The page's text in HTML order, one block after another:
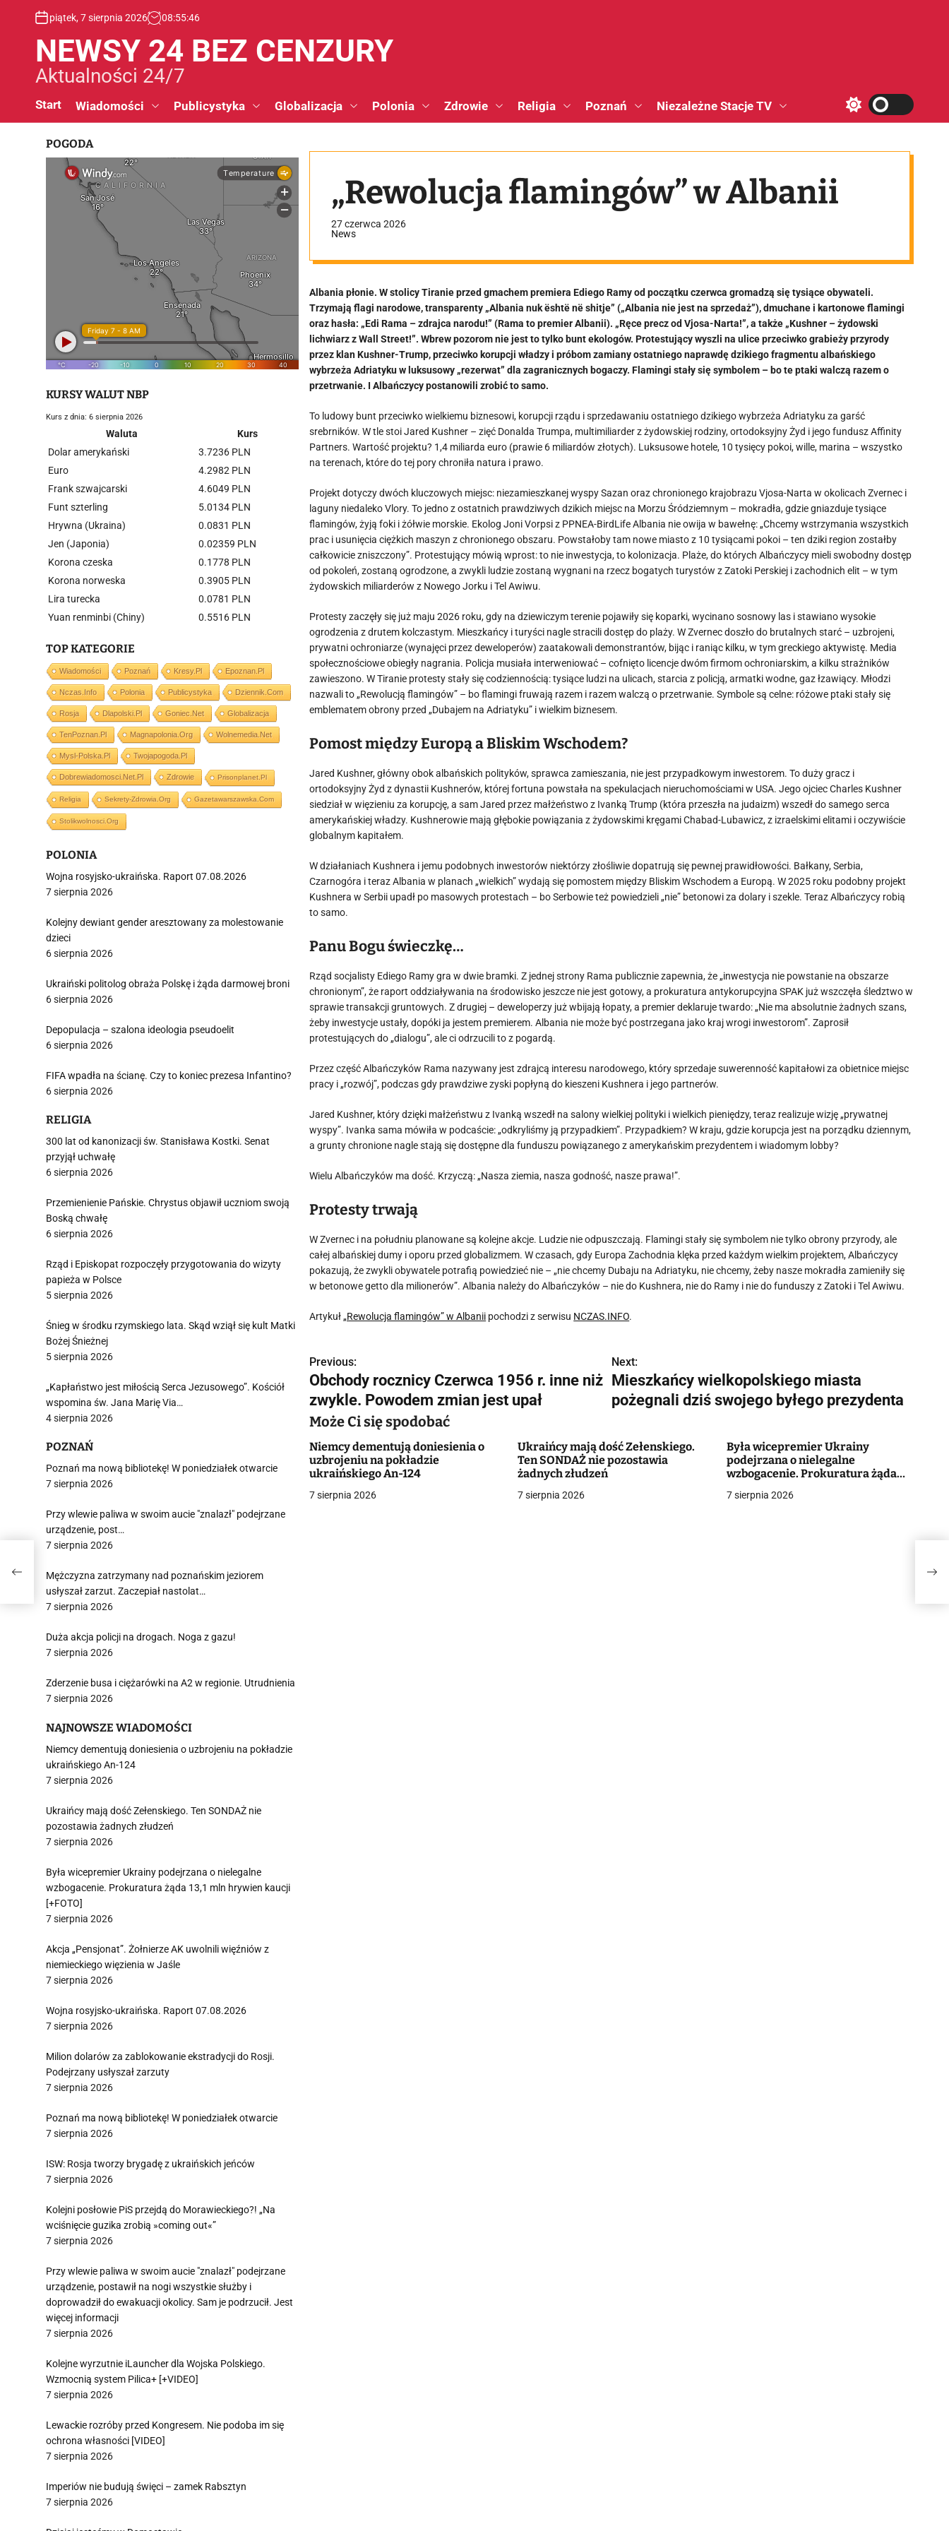
piątek, 7 sierpnia 2026 08:55:47
NEWSY 24 BEZ CENZURY
Aktualności 24/7
Start Wiadomości Publicystyka Globalizacja Polonia Zdrowie Religia Poznań Niezależne Stacje TV
w
d
„Rewolucja flamingów” w Albanii
27 czerwca 2026
News
Albania płonie. W stolicy Tiranie przed gmachem premiera Ediego Ramy od początku czerwca gromadzą się tysiące obywateli.
Trzymają flagi narodowe, transparenty „Albania nuk është në shitje” („Albania nie jest na sprzedaż”), dmuchane i kartonowe flamingi
oraz hasła: „Edi Rama – zdrajca narodu!” (Rama to premier Albanii). „Ręce precz od Vjosa-Narta!”, a także „Kushner – żydowski
lichwiarz z Wall Street!”. Wbrew pozorom nie jest to tylko bunt ekologów. Protestujący wyszli na ulice przeciwko grabieży przyrody
przez klan Kushner-Trump, przeciwko korupcji władzy i próbom zamiany ostatniego naprawdę dzikiego fragmentu albańskiego
wybrzeża Adriatyku w luksusowy „rezerwat” dla zagranicznych bogaczy. Flamingi stały się symbolem – bo te ptaki walczą razem o
przetrwanie. I Albańczycy postanowili zrobić to samo.
To ludowy bunt przeciwko wielkiemu biznesowi, korupcji rządu i sprzedawaniu ostatniego dzikiego wybrzeża Adriatyku za garść
srebrników. W tle stoi Jared Kushner – zięć Donalda Trumpa, multimiliarder z żydowskiej rodziny, ortodoksyjny Żyd i jego fundusz Affinity
Partners. Wartość projektu? 1,4 miliarda euro (prawie 6 miliardów złotych). Luksusowe hotele, 10 tysięcy pokoi, wille, marina – wszystko
na terenach, które do tej pory chroniła natura i prawo.
Projekt dotyczy dwóch kluczowych miejsc: niezamieszkanej wyspy Sazan oraz chronionego krajobrazu Vjosa-Narta w okolicach Zvernec i
laguny niedaleko Vlory. To jedno z ostatnich prawdziwych dzikich miejsc na Morzu Śródziemnym – mokradła, gdzie gniazduje tysiące
flamingów, żyją foki i żółwie morskie. Ekolog Joni Vorpsi z PPNEA-BirdLife Albania nie owija w bawełnę: „Chcemy wstrzymania wszystkich
prac i usunięcia ciężkich maszyn z chronionego obszaru. Powstałoby tam nowe miasto z 10 tysiącami pokoi – ten dziki region zostałby
całkowicie zniszczony”. Protestujący mówią wprost: to nie inwestycja, to kolonizacja. Plaże, do których Albańczycy mieli swobodny dostęp
od pokoleń, zostaną ogrodzone, a zwykli ludzie zostaną wygnani na rzecz bogatych turystów z Zatoki Perskiej i zachodnich elit – w tym
żydowskich miliarderów z Nowego Jorku i Tel Awiwu.
Protesty zaczęły się już maju 2026 roku, gdy na dziewiczym terenie pojawiły się koparki, wycinano sosnowy las i stawiano wysokie
ogrodzenia z drutem kolczastym. Mieszkańcy i turyści nagle stracili dostęp do plaży. W Zvernec doszło do brutalnych starć – uzbrojeni,
prywatni ochroniarze (wynajęci przez deweloperów) zaatakowali demonstrantów, bijąc i raniąc kilku, w tym greckiego aktywistę. Media
społecznościowe obiegły nagrania. Policja musiała interweniować – cofnięto licencje dwóm firmom ochroniarskim, a kilku strażników
zawieszono. W Tiranie protesty stały się codziennością: tysiące ludzi na ulicach, starcia z policją, armatki wodne, gaz łzawiący. Młodzi
nazwali to „Rewolucją flamingów” – bo flamingi fruwają razem i razem walczą o przetrwanie. Symbole są celne: różowe ptaki stały się
emblematem obrony przed „Dubajem na Adriatyku” i wielkim biznesem.
Pomost między Europą a Bliskim Wschodem?
Jared Kushner, główny obok albańskich polityków, sprawca zamieszania, nie jest przypadkowym inwestorem. To duży gracz i
ortodoksyjny Żyd z dynastii Kushnerów, której fortuna powstała na spekulacjach nieruchomościami w USA. Jego ojciec Charles Kushner
siedział w więzieniu za korupcję, a sam Jared przez małżeństwo z Ivanką Trump (która przeszła na judaizm) wszedł do samego serca
amerykańskiej władzy. Kushnerowie mają głębokie powiązania z żydowskimi kręgami Chabad-Lubawicz, z izraelskimi elitami i oczywiście
globalnym kapitałem.
W działaniach Kushnera i jemu podobnych inwestorów niektórzy złośliwie dopatrują się pewnej prawidłowości. Bałkany, Serbia,
Czarnogóra i teraz Albania w planach „wielkich” wydają się pomostem między Bliskim Wschodem a Europą. W 2025 roku podobny projekt
Kushnera w Serbii upadł po masowych protestach – bo Serbowie też powiedzieli „nie” betonowi za dolary i szekle. Teraz Albańczycy robią
to samo.
Panu Bogu świeczkę…
Rząd socjalisty Ediego Ramy gra w dwie bramki. Z jednej strony Rama publicznie zapewnia, że „inwestycja nie powstanie na obszarze
chronionym”, że raport oddziaływania na środowisko jeszcze nie jest gotowy, a prokuratura antykorupcyjna SPAK już wszczęła śledztwo w
sprawie transakcji gruntowych. Z drugiej – deweloperzy już wbijają łopaty, a premier deklaruje twardo: „Nie ma absolutnie żadnych szans,
żeby inwestycje ustały, dopóki ja jestem premierem. Albania nie może być postrzegana jako kraj wrogi inwestorom”. Zaprosił
protestujących do „dialogu”, ale ci odrzucili to z pogardą.
Przez część Albańczyków Rama nazywany jest zdrajcą interesu narodowego, który sprzedaje suwerenność kapitałowi za obietnice miejsc
pracy i „rozwój”, podczas gdy prawdziwe zyski popłyną do kieszeni Kushnera i jego partnerów.
Jared Kushner, który dzięki małżeństwu z Ivanką wszedł na salony wielkiej polityki i wielkich pieniędzy, teraz realizuje wizję „prywatnej
wyspy”. Ivanka sama mówiła w podcaście: „odkryliśmy ją przypadkiem”. Przypadkiem? W kraju, gdzie korupcja jest na porządku dziennym,
a grunty chronione nagle stają się dostępne dla funduszu powiązanego z amerykańskim prezydentem i wiadomym lobby?
Wielu Albańczyków ma dość. Krzyczą: „Nasza ziemia, nasza godność, nasze prawa!”.
Protesty trwają
W Zvernec i na południu planowane są kolejne akcje. Ludzie nie odpuszczają. Flamingi stały się symbolem nie tylko obrony przyrody, ale
całej albańskiej dumy i oporu przed globalizmem. W czasach, gdy Europa Zachodnia klęka przed każdym wielkim projektem, Albańczycy
pokazują, że zwykli obywatele potrafią powiedzieć nie – „nie chcemy Dubaju na Adriatyku, nie chcemy, żeby nasze mokradła zamieniły się
w betonowe getto dla milionerów”. Albania należy do Albańczyków – nie do Kushnera, nie do Ramy i nie do funduszy z Zatoki i Tel Awiwu.
Artykuł„Rewolucja flamingów” w Albanii pochodzi z serwisu NCZAS.INFO.
N
a
w
i
g
a
Previous:
Obchody rocznicy Czerwca 1956 r. inne niż
zwykle. Powodem zmian jest upał
Next:
Mieszkańcy wielkopolskiego miasta
pożegnali dziś swojego byłego prezydenta
Może Ci się spodobać
Niemcy dementują doniesienia o
uzbrojeniu na pokładzie
ukraińskiego An-124
7 sierpnia 2026
Ukraińcy mają dość Zełenskiego.
Ten SONDAŻ nie pozostawia
żadnych złudzeń
7 sierpnia 2026
Była wicepremier Ukrainy
podejrzana o nielegalne
wzbogacenie. Prokuratura żąda
7 sierpnia 2026
POGODA
KURSY WALUT NBP
Kurs z dnia: 6 sierpnia 2026
Waluta
Kurs
Dolar amerykański
3.7236 PLN
Euro
4.2982 PLN
Frank szwajcarski
4.6049 PLN
Funt szterling
5.0134 PLN
Hrywna (Ukraina)
0.0831 PLN
Jen (Japonia)
0.02359 PLN
Korona czeska
0.1778 PLN
Korona norweska
0.3905 PLN
Lira turecka
0.0781 PLN
Yuan renminbi (Chiny)
0.5516 PLN
TOP KATEGORIE
Wiadomości Poznań Kresy.pl Epoznan.pl
Nczas.info Polonia Publicystyka Dziennik.com
Rosja Dlapolski.pl Goniec.net Globalizacja
TenPoznan.pl Magnapolonia.org Wolnemedia.net
Mysl-Polska.pl Twojapogoda.pl
Dobrewiadomosci.net.pl Zdrowie Prisonplanet.pl
Religia Sekrety-Zdrowia.org Gazetawarszawska.com
Stolikwolnosci.org
POLONIA
Wojna rosyjsko-ukraińska. Raport 07.08.2026
7 sierpnia 2026
Kolejny dewiant gender aresztowany za molestowanie
dzieci
6 sierpnia 2026
Ukraiński politolog obraża Polskę i żąda darmowej broni
6 sierpnia 2026
Depopulacja – szalona ideologia pseudoelit
6 sierpnia 2026
FIFA wpadła na ścianę. Czy to koniec prezesa Infantino?
6 sierpnia 2026
RELIGIA
300 lat od kanonizacji św. Stanisława Kostki. Senat
przyjął uchwałę
6 sierpnia 2026
Przemienienie Pańskie. Chrystus objawił uczniom swoją
Boską chwałę
6 sierpnia 2026
Rząd i Episkopat rozpoczęły przygotowania do wizyty
papieża w Polsce
5 sierpnia 2026
Śnieg w środku rzymskiego lata. Skąd wziął się kult Matki
Bożej Śnieżnej
5 sierpnia 2026
„Kapłaństwo jest miłością Serca Jezusowego”. Kościół
wspomina św. Jana Marię Via…
4 sierpnia 2026
POZNAŃ
Poznań ma nową bibliotekę! W poniedziałek otwarcie
7 sierpnia 2026
Przy wlewie paliwa w swoim aucie "znalazł" podejrzane
urządzenie, post…
7 sierpnia 2026
Mężczyzna zatrzymany nad poznańskim jeziorem
usłyszał zarzut. Zaczepiał nastolat…
7 sierpnia 2026
Duża akcja policji na drogach. Noga z gazu!
7 sierpnia 2026
Zderzenie busa i ciężarówki na A2 w regionie. Utrudnienia
7 sierpnia 2026
NAJNOWSZE WIADOMOŚCI
Niemcy dementują doniesienia o uzbrojeniu na pokładzie
ukraińskiego An-124
7 sierpnia 2026
Ukraińcy mają dość Zełenskiego. Ten SONDAŻ nie
pozostawia żadnych złudzeń
7 sierpnia 2026
Była wicepremier Ukrainy podejrzana o nielegalne
wzbogacenie. Prokuratura żąda 13,1 mln hrywien kaucji
[+FOTO]
7 sierpnia 2026
Akcja „Pensjonat”. Żołnierze AK uwolnili więźniów z
niemieckiego więzienia w Jaśle
7 sierpnia 2026
Wojna rosyjsko-ukraińska. Raport 07.08.2026
7 sierpnia 2026
Milion dolarów za zablokowanie ekstradycji do Rosji.
Podejrzany usłyszał zarzuty
7 sierpnia 2026
Poznań ma nową bibliotekę! W poniedziałek otwarcie
7 sierpnia 2026
ISW: Rosja tworzy brygadę z ukraińskich jeńców
7 sierpnia 2026
Kolejni posłowie PiS przejdą do Morawieckiego?! „Na
wciśnięcie guzika zrobią »coming out«”
7 sierpnia 2026
Przy wlewie paliwa w swoim aucie "znalazł" podejrzane
urządzenie, postawił na nogi wszystkie służby i
doprowadził do ewakuacji okolicy. Sam je podrzucił. Jest
więcej informacji
7 sierpnia 2026
Kolejne wyrzutnie iLauncher dla Wojska Polskiego.
Wzmocnią system Pilica+ [+VIDEO]
7 sierpnia 2026
Lewackie rozróby przed Kongresem. Nie podoba im się
ochrona własności [VIDEO]
7 sierpnia 2026
Imperiów nie budują święci – zamek Rabsztyn
7 sierpnia 2026